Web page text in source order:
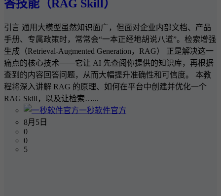
答技能（RAG Skill）
引言 通用大模型虽然知识面广，但面对企业内部文档、产品
手册、专属政策时，常常会“一本正经地胡说八道”。检索增强
生成（Retrieval-Augmented Generation，RAG） 正是解决这一
痛点的核心技术——它让 AI 先查阅你提供的知识库，再根据
查到的内容回答问题，从而大幅提升准确性和可信度。 本教
程将深入讲解 RAG 的原理、如何在平台中创建并优化一个
RAG Skill，以及让检索…...
一秒软件官方
8月5日
0
0
5